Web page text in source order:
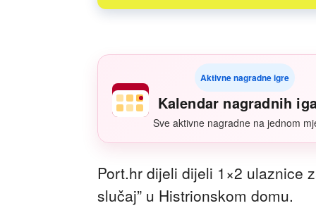
Aktivne nagradne igre
Kalendar nagradnih
Sve aktivne nagradne na jednom
Port.hr dijeli dijeli 1×2 ulaznice
slučaj” u Histrionskom domu.